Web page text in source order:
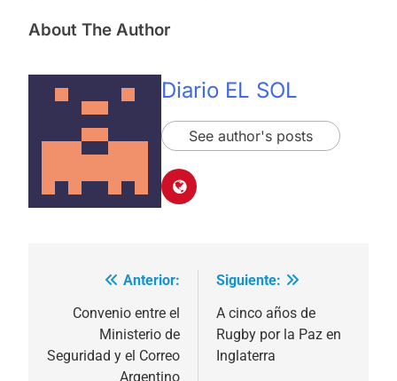
About The Author
Diario EL SOL
See author's posts
Navegación
entradas
Anterior:
Convenio entre el
Ministerio de
Seguridad y el Correo
Argentino
Siguiente:
A cinco años de
Rugby por la Paz en
Inglaterra